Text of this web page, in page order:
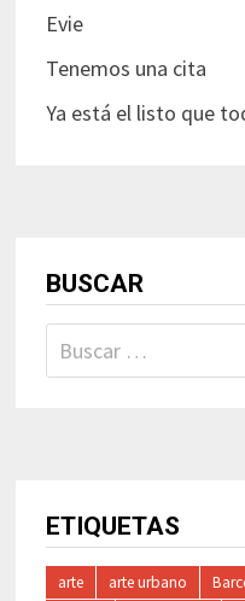
Evie
Tenemos una cita
Ya está el listo que
BUSCAR
Buscar:
ETIQUETAS
arte arte urbano